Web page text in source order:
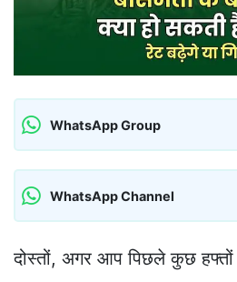
WhatsApp Group
WhatsApp Channel
दोस्तों, अगर आप पिछले कुछ हफ्तों